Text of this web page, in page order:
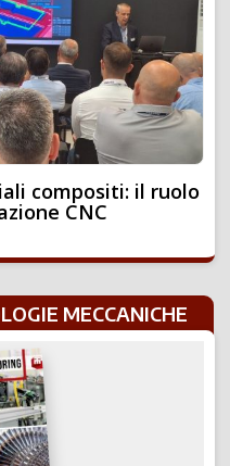
compositi: il ruolo
CNC
MECCANICHE